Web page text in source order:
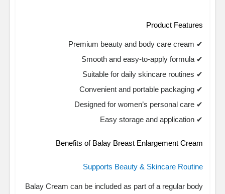
Product Features
✔ Premium beauty and body care cream
✔ Smooth and easy-to-apply formula
✔ Suitable for daily skincare routines
✔ Convenient and portable packaging
✔ Designed for women’s personal care
✔ Easy storage and application
Benefits of Balay Breast Enlargement Cream
Supports Beauty & Skincare Routine
Balay Cream can be included as part of a regular body